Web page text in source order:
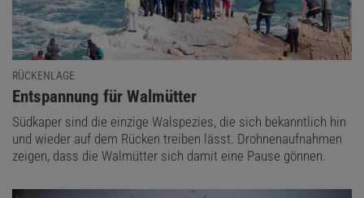
RÜCKENLAGE
:
Entspannung für Walmütter
Südkaper sind die einzige Walspezies, die sich bekanntlich hin
und wieder auf dem Rücken treiben lässt. Drohnenaufnahmen
zeigen, dass die Walmütter sich damit eine Pause gönnen.